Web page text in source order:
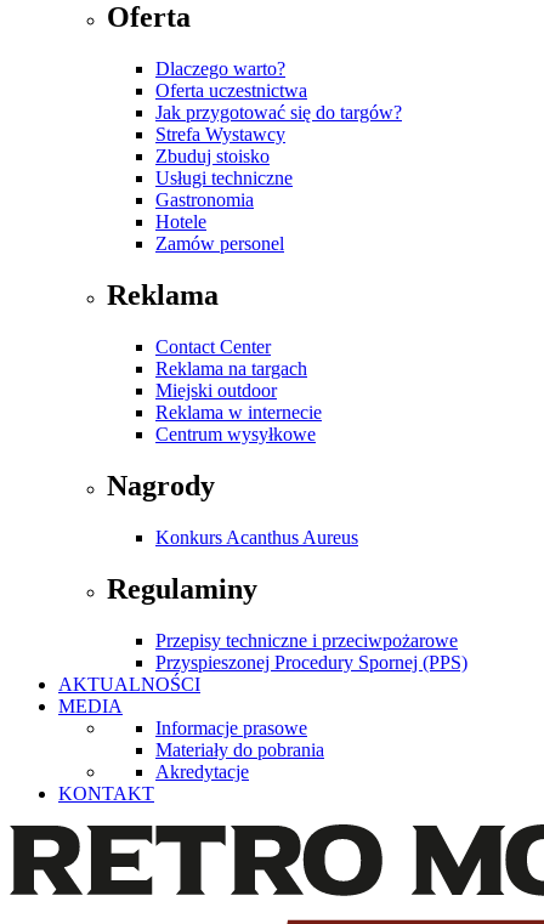
Oferta
Dlaczego warto?
Oferta uczestnictwa
Jak przygotować się do targów?
Strefa Wystawcy
Zbuduj stoisko
Usługi techniczne
Gastronomia
Hotele
Zamów personel
Reklama
Contact Center
Reklama na targach
Miejski outdoor
Reklama w internecie
Centrum wysyłkowe
Nagrody
Konkurs Acanthus Aureus
Regulaminy
Przepisy techniczne i przeciwpożarowe
Przyspieszonej Procedury Spornej (PPS)
AKTUALNOŚCI
MEDIA
Informacje prasowe
Materiały do pobrania
Akredytacje
KONTAKT